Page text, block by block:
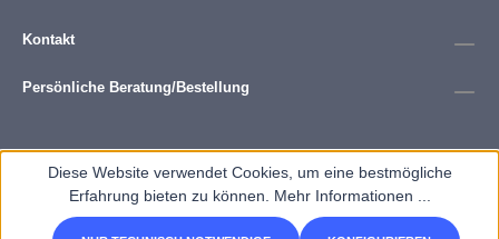
Kontakt
Persönliche Beratung/Bestellung
Diese Website verwendet Cookies, um eine bestmögliche
Erfahrung bieten zu können. Mehr Informationen ...